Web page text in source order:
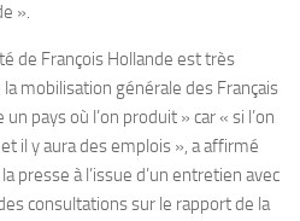
».
de François Hollande est très
mobilisation générale des Français
pays où l’on produit » car « si l’on
il y aura des emplois », a affirmé
presse à l’issue d’un entretien avec
consultations sur le rapport de la